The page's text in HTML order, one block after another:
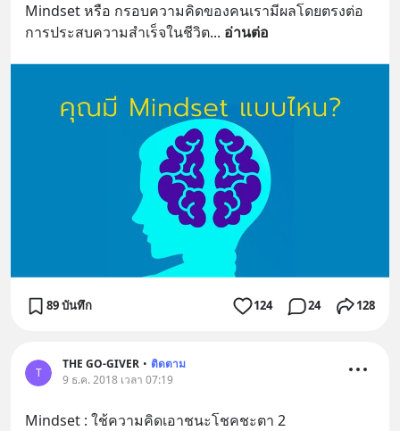
Mindset หรือ กรอบความคิดของคนเรามีผลโดยตรงต่อ
การประสบความสำเร็จในชีวิต... อ่านต่อ
89 บันทึก 124 24 128
T
THE GO-GIVER • ติดตาม
9 ธ.ค. 2018 เวลา 07:19
Mindset : ใช้ความคิดเอาชนะโชคชะตา 2